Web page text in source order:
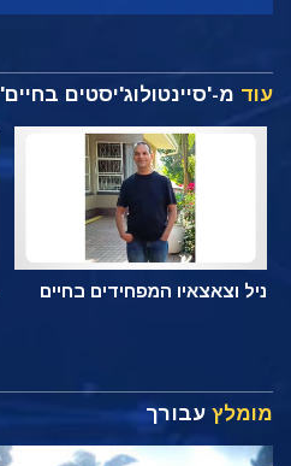
עוד מ-'סיינטולוג'יסטים בחיים'
ניל וצאצאיו המפחידים בחיים
מומלץ עבורך